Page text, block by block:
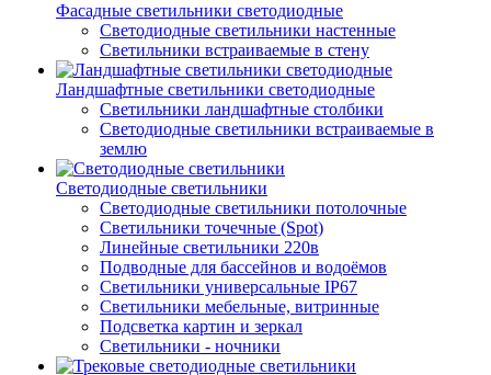
Фасадные светильники светодиодные
Светодиодные светильники настенные
Светильники встраиваемые в стену
Ландшафтные светильники светодиодные
Светильники ландшафтные столбики
Светодиодные светильники встраиваемые в
землю
Светодиодные светильники
Светодиодные светильники потолочные
Светильники точечные (Spot)
Линейные светильники 220в
Подводные для бассейнов и водоёмов
Светильники универсальные IP67
Светильники мебельные, витринные
Подсветка картин и зеркал
Светильники - ночники